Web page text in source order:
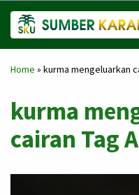
Home » kurma mengeluarkan
kurma
cairan Tag